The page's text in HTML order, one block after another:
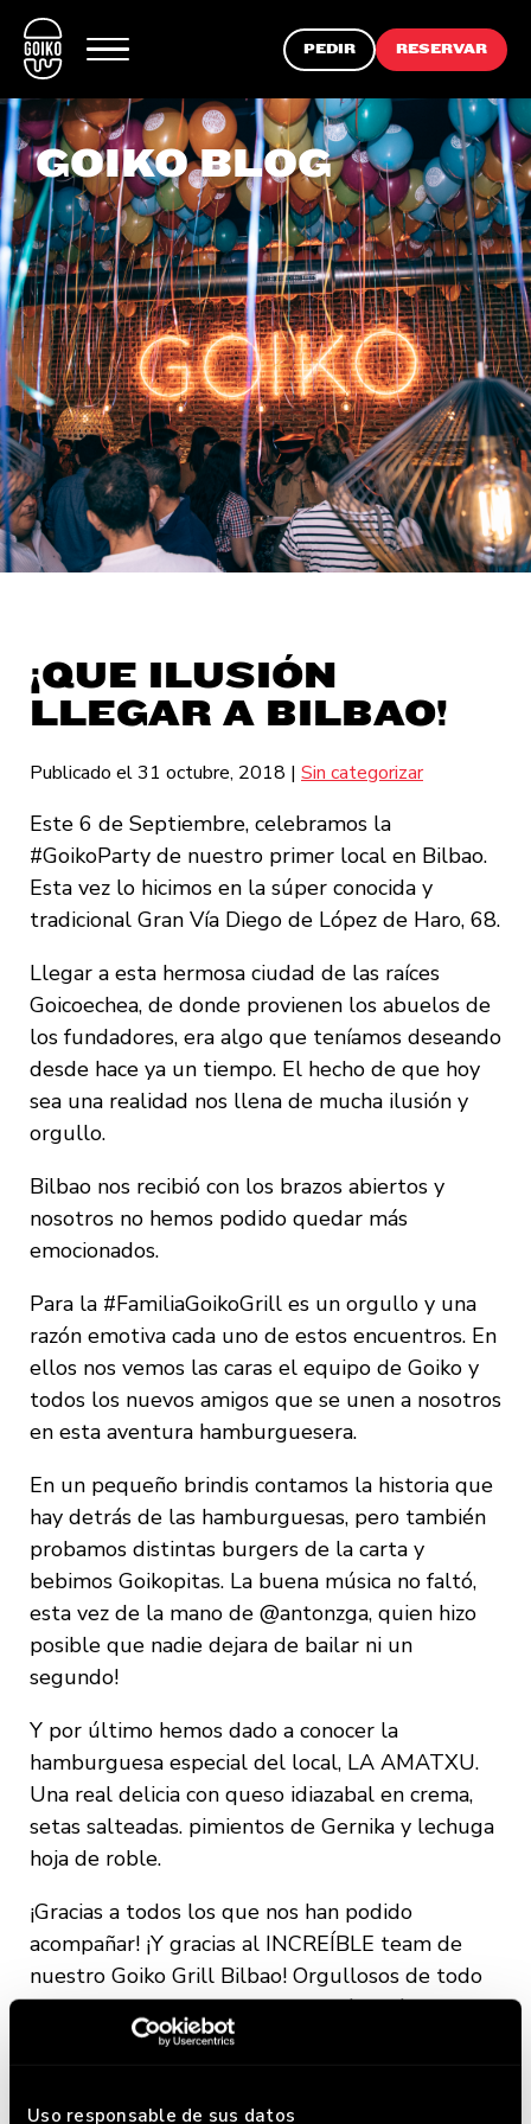
Uso responsable de sus datos
PEDIR RESERVAR
GOIKO BLOG
¡QUE ILUSIÓN
LLEGAR A BILBAO!
Publicado el 31 octubre, 2018 | Sin categorizar
Este 6 de Septiembre, celebramos la
#GoikoParty de nuestro primer local en Bilbao.
Esta vez lo hicimos en la súper conocida y
tradicional Gran Vía Diego de López de Haro, 68.
Llegar a esta hermosa ciudad de las raíces
Goicoechea, de donde provienen los abuelos de
los fundadores, era algo que teníamos deseando
desde hace ya un tiempo. El hecho de que hoy
sea una realidad nos llena de mucha ilusión y
orgullo.
Bilbao nos recibió con los brazos abiertos y
nosotros no hemos podido quedar más
emocionados.
Para la #FamiliaGoikoGrill es un orgullo y una
razón emotiva cada uno de estos encuentros. En
ellos nos vemos las caras el equipo de Goiko y
todos los nuevos amigos que se unen a nosotros
en esta aventura hamburguesera.
En un pequeño brindis contamos la historia que
hay detrás de las hamburguesas, pero también
probamos distintas burgers de la carta y
bebimos Goikopitas. La buena música no faltó,
esta vez de la mano de @antonzga, quien hizo
posible que nadie dejara de bailar ni un
segundo!
Y por último hemos dado a conocer la
hamburguesa especial del local, LA AMATXU.
Una real delicia con queso idiazabal en crema,
setas salteadas. pimientos de Gernika y lechuga
hoja de roble.
¡Gracias a todos los que nos han podido
acompañar! ¡Y gracias al INCREÍBLE team de
nuestro Goiko Grill Bilbao! Orgullosos de todo
el cariño y esfuerzo que ponen día a día.